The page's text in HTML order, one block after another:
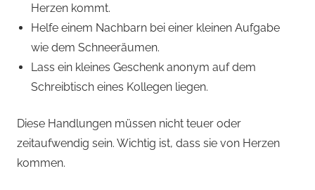
Herzen kommt.
Helfe einem Nachbarn bei einer kleinen Aufgabe
wie dem Schneeräumen.
Lass ein kleines Geschenk anonym auf dem
Schreibtisch eines Kollegen liegen.
Diese Handlungen müssen nicht teuer oder
zeitaufwendig sein. Wichtig ist, dass sie von Herzen
kommen.